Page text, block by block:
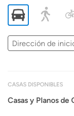
Dirección
de
Calcular
CASAS DISPONIBLES
Casas y Planos